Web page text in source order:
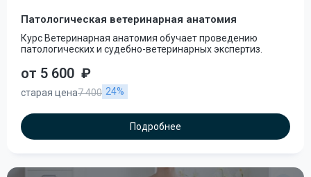
Патологическая ветеринарная анатомия
Курс Ветеринарная анатомия обучает проведению
патологических и судебно-ветеринарных экспертиз.
от 5 600 ₽
старая цена7 400 24%
Подробнее